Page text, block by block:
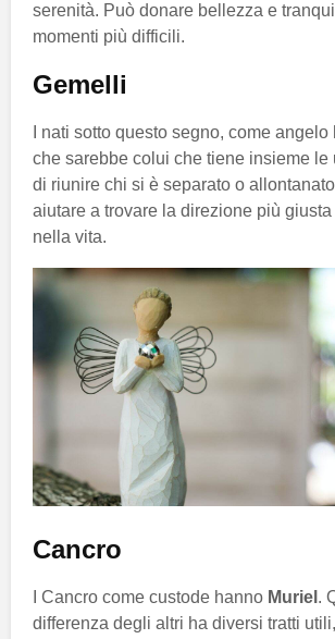
serenità. Può donare bellezza e
momenti più difficili.
Gemelli
I nati sotto questo segno, come angelo
che sarebbe colui che tiene insieme le
di riunire chi si è separato o
aiutare a trovare la direzione più
nella vita.
Cancro
I Cancro come custode hanno Muriel .
differenza degli altri ha diversi tratti